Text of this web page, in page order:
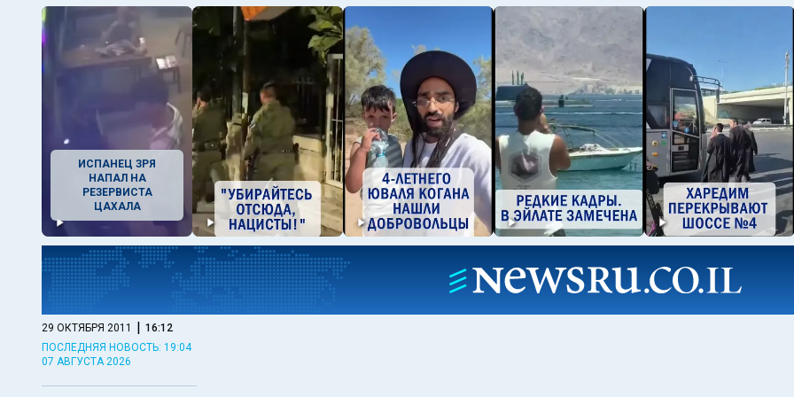
ИСПАНЕЦ ЗРЯ
НАПАЛ НА
РЕЗЕРВИСТА
ЦАХАЛА
29 ОКТЯБРЯ 2011 | 16:12
ПОСЛЕДНЯЯ НОВОСТЬ: 19:04
07 АВГУСТА 2026